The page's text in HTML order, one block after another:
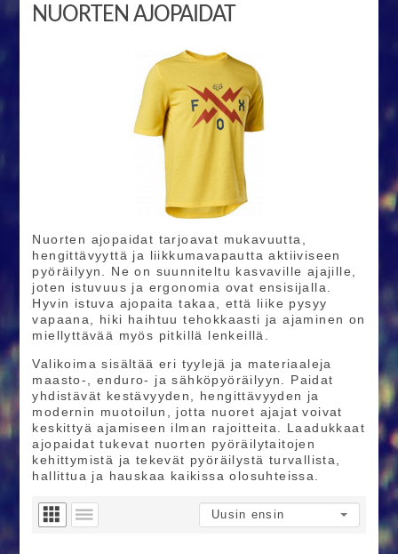
NUORTEN AJOPAIDAT
Nuorten ajopaidat tarjoavat mukavuutta,
hengittävyyttä ja liikkumavapautta aktiiviseen
pyöräilyyn. Ne on suunniteltu kasvaville ajajille,
joten istuvuus ja ergonomia ovat ensisijalla.
Hyvin istuva ajopaita takaa, että liike pysyy
vapaana, hiki haihtuu tehokkaasti ja ajaminen on
miellyttävää myös pitkillä lenkeillä.
Valikoima sisältää eri tyylejä ja materiaaleja
maasto-, enduro- ja sähköpyöräilyyn. Paidat
yhdistävät kestävyyden, hengittävyyden ja
modernin muotoilun, jotta nuoret ajajat voivat
keskittyä ajamiseen ilman rajoitteita. Laadukkaat
ajopaidat tukevat nuorten pyöräilytaitojen
kehittymistä ja tekevät pyöräilystä turvallista,
hallittua ja hauskaa kaikissa olosuhteissa.